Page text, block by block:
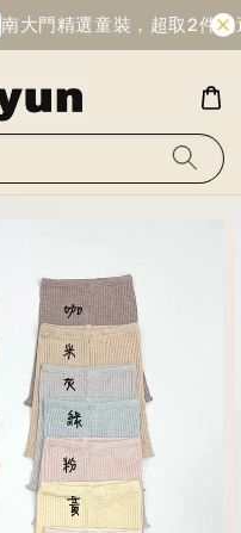
南大門精選童裝，超取2件免